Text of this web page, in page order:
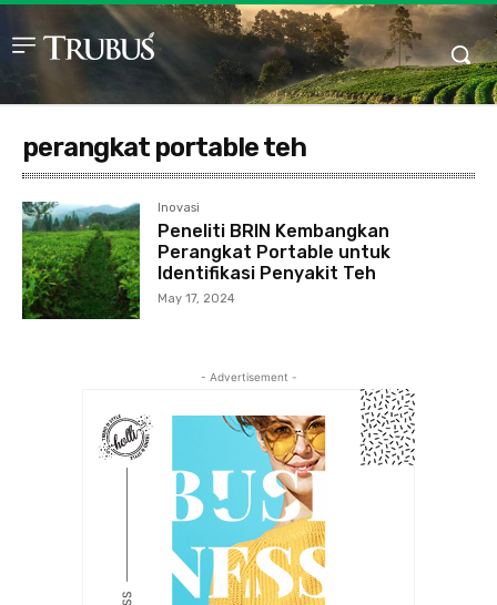
perangkat portable teh
Inovasi
Peneliti BRIN Kembangkan
Perangkat Portable untuk
Identifikasi Penyakit Teh
May 17, 2024
- Advertisement -